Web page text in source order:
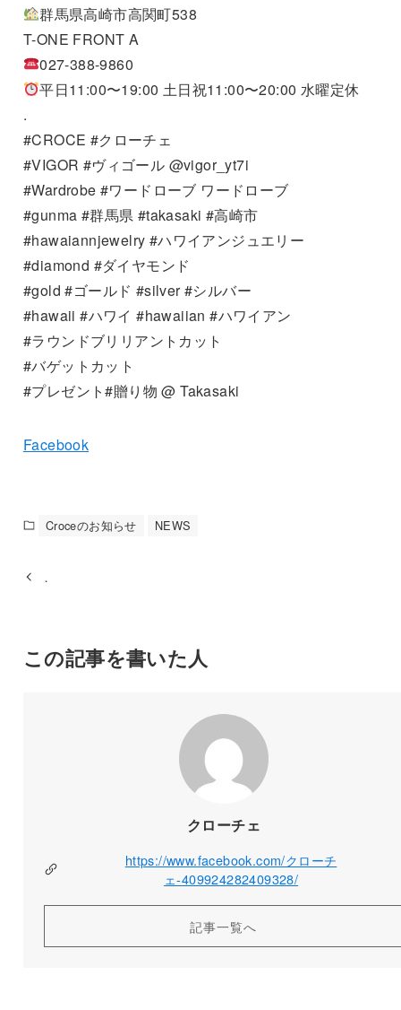
群馬県高崎市高関町538
T-ONE FRONT A
027-388-9860
平日11:00〜19:00 土日祝11:00〜20:00 水曜定休
.
#CROCE #クローチェ
#VIGOR #ヴィゴール @vigor_yt7i
#Wardrobe #ワードローブ ワードローブ
#gunma #群馬県 #takasaki #高崎市
#hawaiannjewelry #ハワイアンジュエリー
#diamond #ダイヤモンド
#gold #ゴールド #silver #シルバー
#hawaii #ハワイ #hawaiian #ハワイアン
#ラウンドブリリアントカット
#バゲットカット
#プレゼント#贈り物 @ Takasaki
Facebook
Croceのお知らせ NEWS
．
この記事を書いた人
クローチェ
https://www.facebook.com/クローチ
ェ-409924282409328/
記事一覧へ